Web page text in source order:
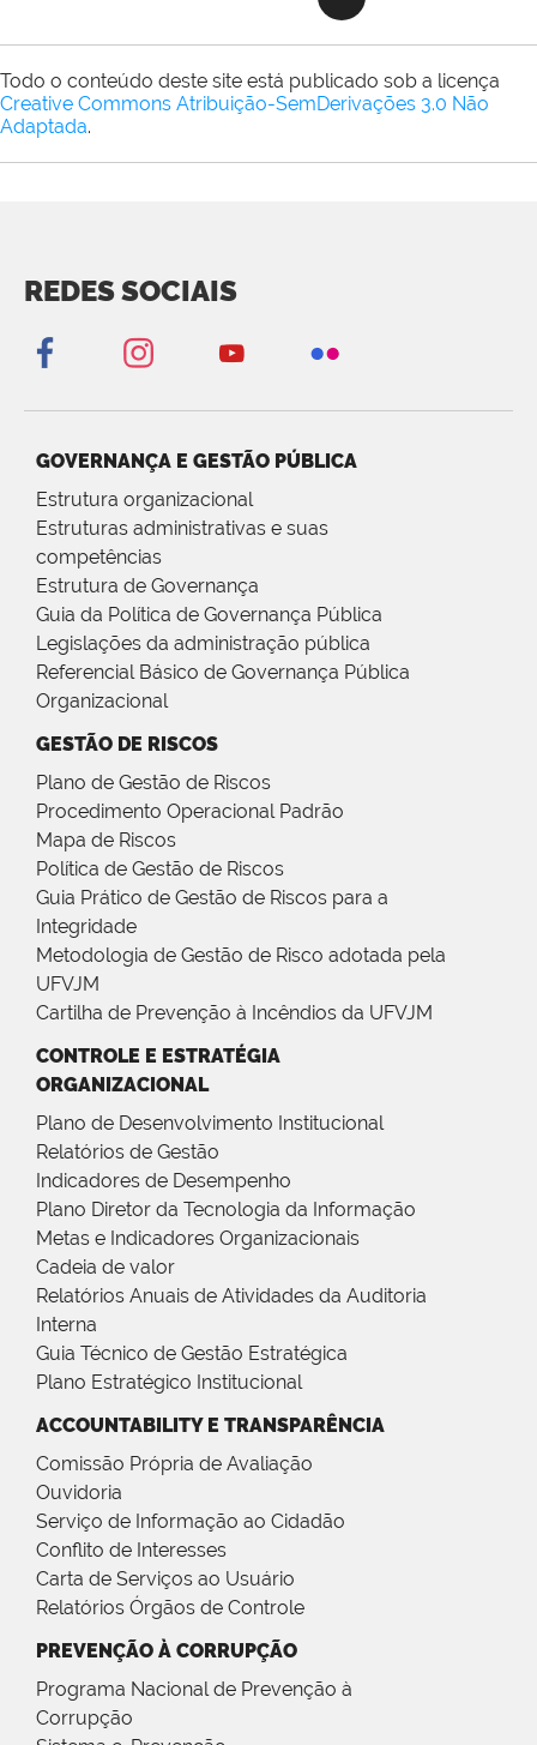
Todo o conteúdo deste site está publicado sob a licença
Creative Commons Atribuição-SemDerivações 3.0 Não
Adaptada.
REDES SOCIAIS
GOVERNANÇA E GESTÃO PÚBLICA
Estrutura organizacional
Estruturas administrativas e suas
competências
Estrutura de Governança
Guia da Política de Governança Pública
Legislações da administração pública
Referencial Básico de Governança Pública
Organizacional
GESTÃO DE RISCOS
Plano de Gestão de Riscos
Procedimento Operacional Padrão
Mapa de Riscos
Política de Gestão de Riscos
Guia Prático de Gestão de Riscos para a
Integridade
Metodologia de Gestão de Risco adotada pela
UFVJM
Cartilha de Prevenção à Incêndios da UFVJM
CONTROLE E ESTRATÉGIA
ORGANIZACIONAL
Plano de Desenvolvimento Institucional
Relatórios de Gestão
Indicadores de Desempenho
Plano Diretor da Tecnologia da Informação
Metas e Indicadores Organizacionais
Cadeia de valor
Relatórios Anuais de Atividades da Auditoria
Interna
Guia Técnico de Gestão Estratégica
Plano Estratégico Institucional
ACCOUNTABILITY E TRANSPARÊNCIA
Comissão Própria de Avaliação
Ouvidoria
Serviço de Informação ao Cidadão
Conflito de Interesses
Carta de Serviços ao Usuário
Relatórios Órgãos de Controle
PREVENÇÃO À CORRUPÇÃO
Programa Nacional de Prevenção à
Corrupção